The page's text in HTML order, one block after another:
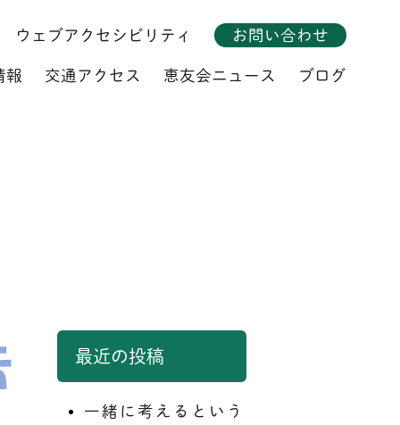
ウェブアクセシビリティ お問い合わせ
報 交通アクセス 恵友会ニュース ブログ
最近の投稿
一緒に考えるという